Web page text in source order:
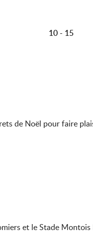
10 - 15
de Noël pour faire
et le Stade